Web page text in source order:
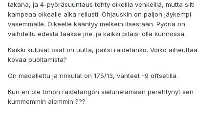
takana, ja 4-pyöräsuuntaus tehty oikeilla vehkeillä, mutta silti
kampeaa oikealle aika reilusti. Ohjauskin on paljon jäykempi
vasemmalle. Oikeelle kääntyy melkein itsestään. Pyöriä on
vaihdeltu edestä taakse jne. ja kaikki pitäisi olla kunnossa.
Kaikki kuluvat osat on uutta, paitsi raidetanko. Voiko aiheuttaa
kovaa puoltamista?
On madallettu ja rinkulat on 175/13, vanteet -9 offsetillä.
Kun en ole tohon raidetangon sielunelämään perehtynyt sen
kummemmin aiemmin ???